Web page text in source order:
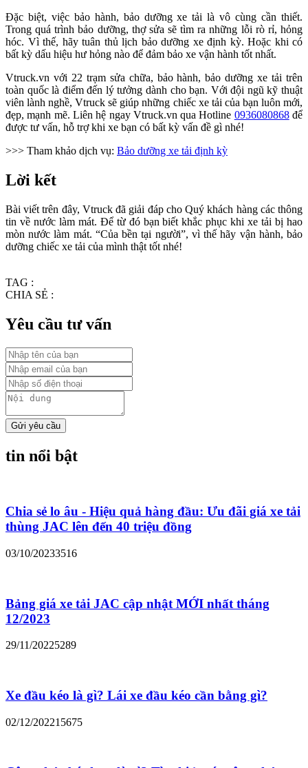
Đặc biệt, việc bảo hành, bảo dưỡng xe tải là vô cùng cần thiết.
Trong quá trình bảo dưỡng, thợ sửa sẽ tìm ra những lỗi rò rỉ, hỏng
hóc. Vì thế, hãy tuân thủ lịch bảo dưỡng xe định kỳ. Hoặc khi có
bất kỳ dấu hiệu hư hỏng nào để đảm bảo xe vận hành tốt nhất.
Vtruck.vn với 22 trạm sửa chữa, bảo hành, bảo dưỡng xe tải trên
toàn quốc là điểm đến lý tưởng dành cho bạn. Với đội ngũ kỹ thuật
viên lành nghề, Vtruck sẽ giúp những chiếc xe tải của bạn luôn mới,
đẹp, mạnh mẽ. Liên hệ ngay Vtruck.vn qua Hotline 0936080868để
được tư vấn, hỗ trợ khi xe bạn có bất kỳ vấn đề gì nhé!
>>> Tham khảo dịch vụ: Bảo dưỡng xe tải định kỳ
Lời kết
Bài viết trên đây, Vtruck đã giải đáp cho Quý khách hàng các thông
tin về nước làm mát. Để từ đó bạn biết khắc phục khi xe tải bị hao
mòn nước làm mát. “Của bền tại người”, vì thế hãy vận hành, bảo
dưỡng chiếc xe tải của mình thật tốt nhé!
TAG :
CHIA SẺ :
Yêu cầu tư vấn
Gửi yêu cầu
tin nổi bật
Chia sẻ lo âu - Hiệu quả hàng đầu: Ưu đãi giá xe tải
thùng JAC lên đến 40 triệu đồng
03/10/20233516
Bảng giá xe tải JAC cập nhật MỚI nhất tháng
12/2023
29/11/20225289
Xe đầu kéo là gì? Lái xe đầu kéo cần bằng gì?
02/12/202215675